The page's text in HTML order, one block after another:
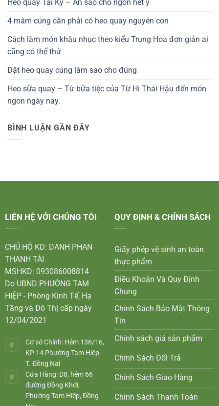
Heo quay Tài Ký – Ăn sao cho ngon hết ý
4 mâm cúng cần phải có heo quay nguyên con
Cách làm món khâu nhục theo kiểu Trung Hoa đơn giản ai
cũng có thể thử
Đặt heo quay cúng làm sao cho đúng
Heo sữa quay – Từ bữa tiệc của Từ Hi Thái Hậu đến món
ngon ngày nay.
BÌNH LUẬN GẦN ĐÂY
LIÊN HỆ VỚI CHÚNG TÔI
CHỦ HỘ KD: DANH PHAN
THANH TÀI
MSHKD: 093086008814
Do UBND PHƯỜNG TAM
HIỆP - Phòng Kinh Tế, Hạ
Tầng và Đô Thị cấp ngày
12/04/2021
Cơ sở Chính: Hẻm 136/16,
KP 14 Phường Tam Hiệp
T. Đồng Nai
Cửa Hàng: D8, hẻm 66
đường Đồng Khởi,
Phường Tam Hiệp, Đồng
QUY ĐỊNH & CHÍNH SÁCH
Giấy phép vệ sinh an toàn
thực phẩm
Điều Khoản Và Quy Định
Chung
Chính Sách Bảo Mật Thông
Tin
Chính sách giá sản phẩm
Chính Sách Đổi Trả
Chính Sách Giao Hàng
Chính Sách Thanh Toán